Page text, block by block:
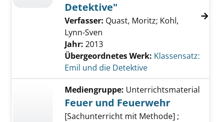
Detektive"
Verfasser: Quast, Moritz; Kohl,
Lynn-Sven
Jahr: 2013
Übergeordnetes Werk: Klassensatz:
Emil und die Detektive
Mediengruppe: Unterrichtsmaterial
Feuer und Feuerwehr
[Sachunterricht mit Methode] ;